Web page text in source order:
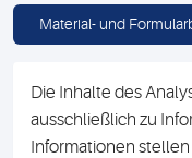
Material- und
Die Inhalte des
ausschließlich zu
Informationen stellen